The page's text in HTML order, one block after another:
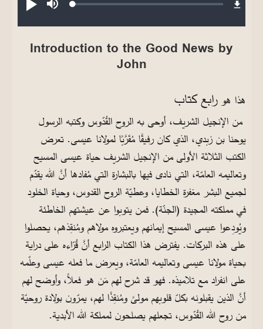
تشغيلصامتLoaded:
Introduction to the Good News by
John
هذا هورابع كتاب
من الإنجيل الشريف، أوحى به الروح القُدّوس وكتبه الرسول
يوحنا بن زبدي، الذي كان رفيقًا مُقَرَّبًا لمولانا عيسى. تعرض
الكتب الثلاثة الأولى من الإنجيل الشريف حياة عيسى المسيح
وتعاليمه العامّة، التي نادى فيها بالبشارة التي مُفادها أنَّ الله يقدّم
لجميع البشر مغفرة الخطايا، وعطيّة الروح القدوس، وحياة الخلود
في مملكته المجيدة (الجنّة). فمن يتوبوا عن عيشتهم الخاطئة
ويُودِعوا عيسى المسيح إيمانهم ويعتبروه مولاهم ومُنقِذهم، يحصلوا
على هذه البركات. يفترض هذا الكتاب الرابع أنَّ قُرّاءه على دراية
بحياة مولانا عيسى وتعاليمه العامّة، ويعرض ما فعله عيسى وعلّمه
على انفراد مع تلاميذه. فهو قد شرح لهم مَن هو فعلاً، وأوضح لهم
أنَّ الذين يقبلونه بكلّ قلوبهم مولىً ومُنقِذًا لهم، يمرّون بولادة روحيّة
من روح الله القُدّوس، تجعلهم يصلحون لمملكة الله الأبدية.